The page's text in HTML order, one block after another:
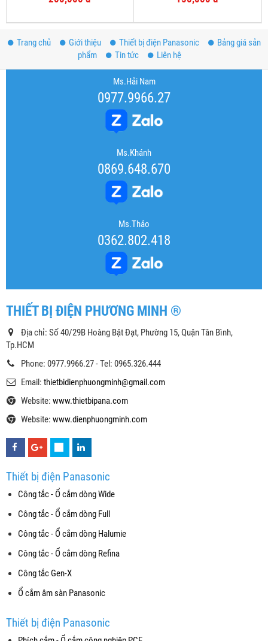
Trang chủ Giới thiệu Thiết bị điện Panasonic
Bảng giá sản
phẩm
Tin tức Liên hệ
Ms.Hải Nam
0977.9966.27
Ms.Khánh
0869.648.670
Ms.Thảo
0362.802.418
THIẾT BỊ ĐIỆN PHƯƠNG MINH ®
Địa chỉ: Số 40/29B Hoàng Bật Đạt, Phường 15, Quận Tân Bình,
Tp.HCM
Phone: 0977.9966.27 - Tel: 0965.326.444
Email: thietbidienphuongminh@gmail.com
Website: www.thietbipana.com
Website: www.dienphuongminh.com
Thiết bị điện Panasonic
Công tắc - Ổ cắm dòng Wide
Công tắc - Ổ cắm dòng Full
Công tắc - Ổ cắm dòng Halumie
Công tắc - Ổ cắm dòng Refina
Công tắc Gen-X
Ổ cắm âm sàn Panasonic
Thiết bị điện Panasonic